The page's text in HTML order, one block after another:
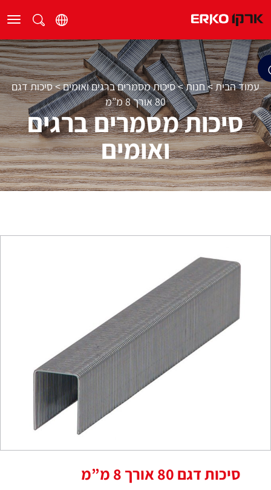
עמוד הבית>חנות>סיכות מסמרים ברגים ואומים>סיכות דגם
80 אורך 8 מ”מ
סיכות מסמרים ברגים
ואומים
סיכות דגם 80 אורך 8 מ”מ